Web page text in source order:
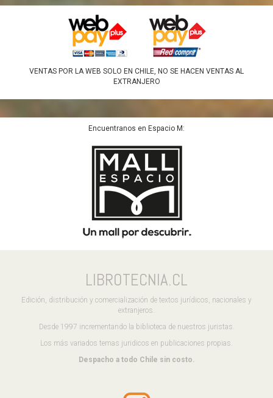
VENTAS POR LA WEB SOLO EN CHILE, NO SE HACEN VENTAS AL
EXTRANJERO
Encuentranos en Espacio M:
LIBROTECNIA.CL
Edición, distribución y comercialización de textos jurídicos, nacionales y
extranjeros.
Desde 1997 incrementando la biblioteca de nuestros juristas.
Los más variados temas juridicos en publicaciones propias.
Despacho a todo Chile sin costo.